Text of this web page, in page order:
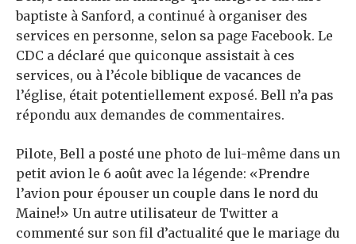
baptiste à Sanford, a continué à organiser des
services en personne, selon sa page Facebook. Le
CDC a déclaré que quiconque assistait à ces
services, ou à l’école biblique de vacances de
l’église, était potentiellement exposé. Bell n’a pas
répondu aux demandes de commentaires.
Pilote, Bell a posté une photo de lui-même dans un
petit avion le 6 août avec la légende: «Prendre
l’avion pour épouser un couple dans le nord du
Maine!» Un autre utilisateur de Twitter a
commenté sur son fil d’actualité que le mariage du